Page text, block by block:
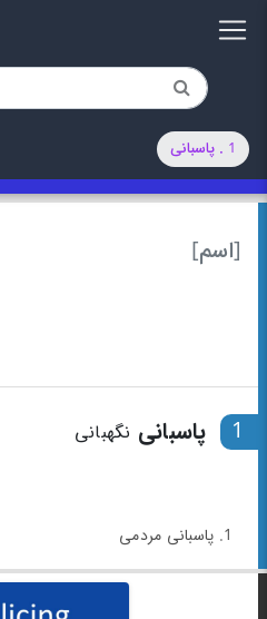
1 . پاسبانی
[اسم]
1 پاسبانی نگهبانی
1. پاسبانی مردمی